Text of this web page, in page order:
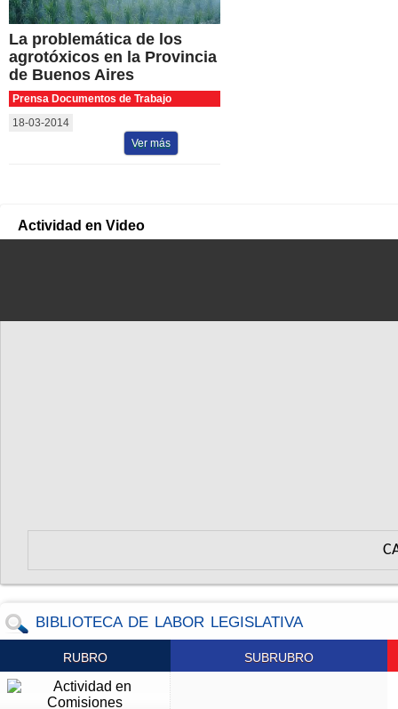
La problemática de los
agrotóxicos en la Provincia
de Buenos Aires
Prensa Documentos de Trabajo
18-03-2014
Ver más
Actividad en Video
BIBLIOTECA DE LABOR LEGISLATIVA
RUBRO SUBRUBRO